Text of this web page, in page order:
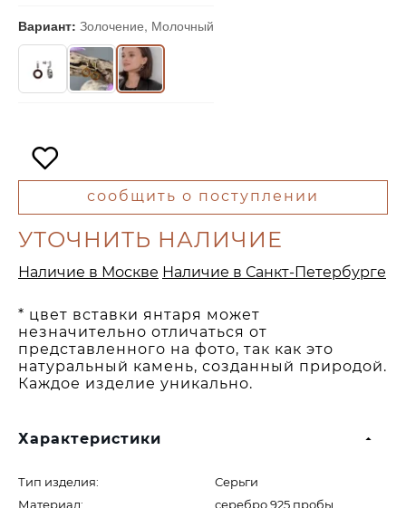
Вариант: Золочение, Молочный
сообщить о поступлении
* цвет вставки янтаря может
незначительно отличаться от
представленного на фото, так как это
натуральный камень, созданный природой.
Каждое изделие уникально.
Характеристики
Тип изделия:
Серьги
Материал:
серебро 925 пробы
УТОЧНИТЬ НАЛИЧИЕ
Наличие в Москве Наличие в Санкт-Петербурге